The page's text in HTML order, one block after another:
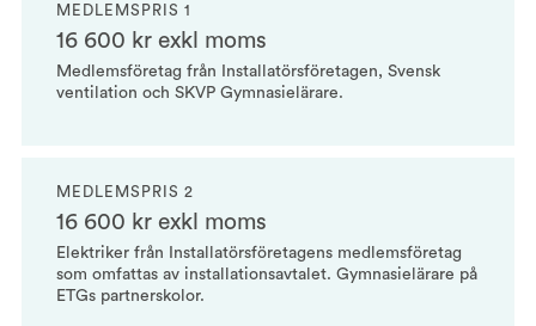
MEDLEMSPRIS 1
16 600 kr exkl moms
Medlemsföretag från Installatörsföretagen, Svensk
ventilation och SKVP Gymnasielärare.
MEDLEMSPRIS 2
16 600 kr exkl moms
Elektriker från Installatörsföretagens medlemsföretag
som omfattas av installationsavtalet. Gymnasielärare på
ETGs partnerskolor.